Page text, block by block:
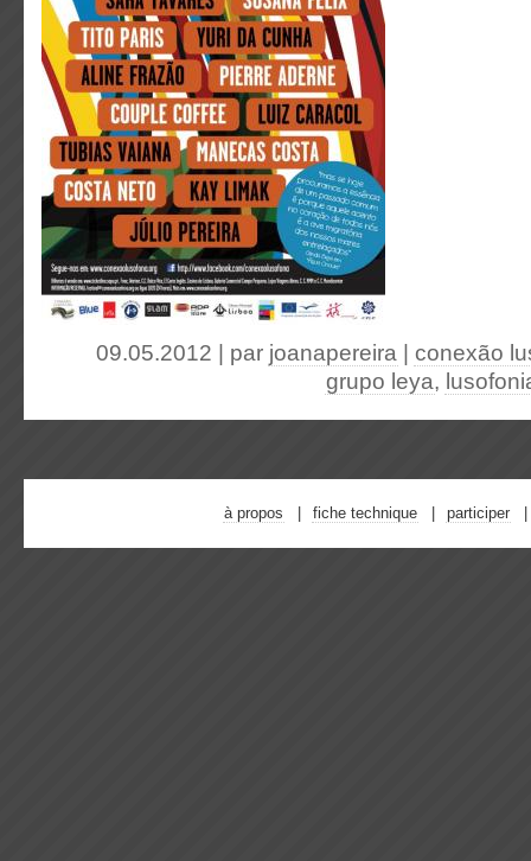
09.05.2012 | par joanapereira
conexão
grupo leya,
à propos fiche technique participer